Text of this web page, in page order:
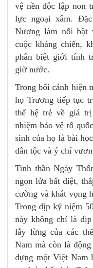
vệ nền độc lập non
lực ngoại xâm.
Nương làm nổi bật
cuộc kháng chiến,
phân biệt giới tính
giữ nước.
Trong bối cảnh hiện
họ Trương tiếp tục
thế hệ trẻ về giá
nhiệm bảo vệ tổ
sinh của họ là bài
dân tộc và ý chí
Tinh thần Ngày
ngọn lửa bất diệt,
cường và khát vọng
Trong dịp kỷ niệm
này không chỉ là
lẫy lừng của các
Nam mà còn là
dựng một Việt Nam